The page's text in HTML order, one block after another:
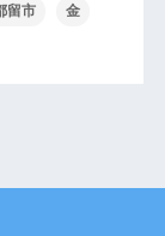
留市 金